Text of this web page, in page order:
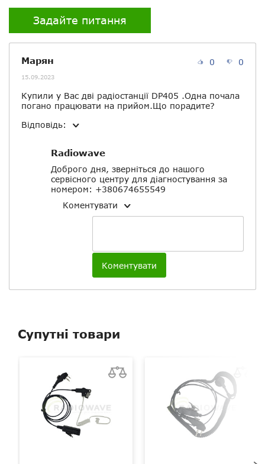
Задайте питання
Марян
15.09.2023
0 0
Купили у Вас дві радіостанції DP405 .Одна почала
погано працювати на прийом.Що порадите?
Відповідь:
Radiowave
Доброго дня, зверніться до нашого
сервісного центру для діагностування за
номером: +380674655549
Коментувати
Коментувати
Супутні товари